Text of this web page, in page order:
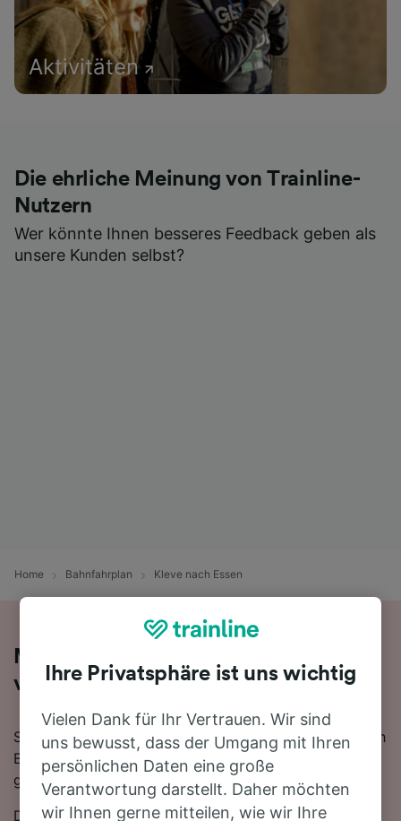
Aktivitäten
Die ehrliche Meinung von Trainline-
Nutzern
Wer könnte Ihnen besseres Feedback geben als
unsere Kunden selbst?
Home Bahnfahrplan Kleve nach Essen
Mit dem Zug in 1 Stunde 49 Minuten
von Kleve nach Essen
Sie denken darüber nach, für Ihre Reise von Kleve nach
Essen den Zug zu nehmen? Bei uns sind Sie
goldrichtig!
Die schnellste Fahrtzeit, um die 71 km von Kleve nach
Ihre Privatsphäre ist uns wichtig
Vielen Dank für Ihr Vertrauen. Wir sind
uns bewusst, dass der Umgang mit Ihren
persönlichen Daten eine große
Verantwortung darstellt. Daher möchten
wir Ihnen gerne mitteilen, wie wir Ihre